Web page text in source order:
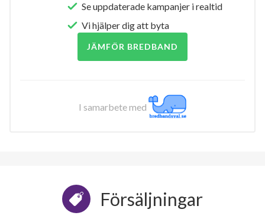
Se uppdaterade kampanjer i realtid
Vi hjälper dig att byta
JÄMFÖR BREDBAND
I samarbete med
Försäljningar